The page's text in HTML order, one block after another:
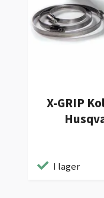
X-GRIP
I lager